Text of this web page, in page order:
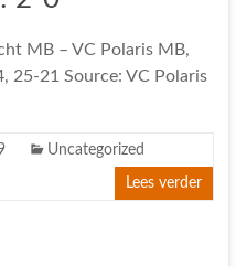
MB – VC Polaris MB,
25-21 Source: VC Polaris
Uncategorized
Lees verder